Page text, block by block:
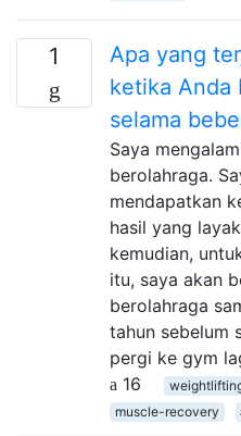
1
Apa yang
ketika Anda
selama
Saya
berolahraga.
mendapatkan
hasil yang
kemudian,
itu, saya akan
berolahraga
tahun sebelum
pergi ke gym
16
muscle-recovery